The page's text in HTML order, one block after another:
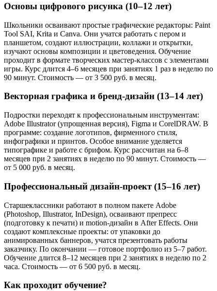
Основы цифрового рисунка (10–12 лет)
Школьники осваивают простые графические редакторы: Paint
Tool SAI, Krita и Canva. Они учатся работать с пером и
планшетом, создают иллюстрации, коллажи и открытки,
изучают основы композиции и цветоведения. Обучение
проходит в формате творческих мастер-классов с элементами
игры. Курс длится 4–6 месяцев при занятиях 1 раз в неделю по
90 минут. Стоимость — от 3 500 руб. в месяц.
Векторная графика и бренд-дизайн (13–14 лет)
Подростки переходят к профессиональным инструментам:
Adobe Illustrator (упрощенная версия), Figma и CorelDRAW. В
программе: создание логотипов, фирменного стиля,
инфографики и принтов. Особое внимание уделяется
типографике и работе с брифом. Курс рассчитан на 6–8
месяцев при 2 занятиях в неделю по 90 минут. Стоимость —
от 5 000 руб. в месяц.
Профессиональный дизайн-проект (15–16 лет)
Старшеклассники работают в полном пакете Adobe
(Photoshop, Illustrator, InDesign), осваивают препресс
(подготовку к печати) и motion-дизайн в After Effects. Они
создают комплексные проекты: от упаковки до
анимированных баннеров, учатся презентовать работы
заказчику. По окончании — готовое портфолио из 5–7 работ.
Обучение длится 8–12 месяцев при 2 занятиях в неделю по 2
часа. Стоимость — от 6 500 руб. в месяц.
Как проходит обучение?